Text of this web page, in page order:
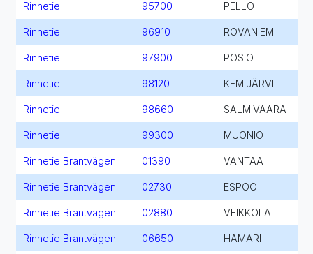
Rinnetie 95700 PELLO
Rinnetie 96910 ROVANIEMI
Rinnetie 97900 POSIO
Rinnetie 98120 KEMIJÄRVI
Rinnetie 98660 SALMIVAARA
Rinnetie 99300 MUONIO
Rinnetie Brantvägen 01390 VANTAA
Rinnetie Brantvägen 02730 ESPOO
Rinnetie Brantvägen 02880 VEIKKOLA
Rinnetie Brantvägen 06650 HAMARI